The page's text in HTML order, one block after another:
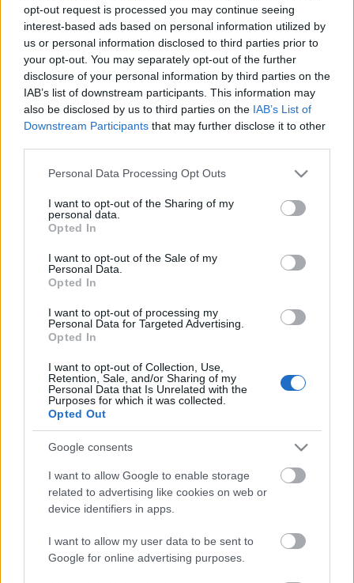
opt-out request is processed you may continue seeing
interest-based ads based on personal information utilized by
us or personal information disclosed to third parties prior to
your opt-out. You may separately opt-out of the further
disclosure of your personal information by third parties on the
IAB’s list of downstream participants. This information may
also be disclosed by us to third parties on the IAB’s List of
Downstream Participants that may further disclose it to other
Please note that this website/app uses one or more Google
not limited to your visit or usage behaviour. You may click to
grant or deny consent to Google and its third-party tags to
use your data for below specified purposes in below Google
consent section.
Personal Data Processing Opt Outs
I want to opt-out of the Sharing of my
personal data.
Opted In
I want to opt-out of the Sale of my
Personal Data.
Opted In
I want to opt-out of processing my
Personal Data for Targeted Advertising.
Opted In
I want to opt-out of Collection, Use,
Retention, Sale, and/or Sharing of my
Personal Data that Is Unrelated with the
Purposes for which it was collected.
Opted Out
Google consents
I want to allow Google to enable storage
related to advertising like cookies on web or
device identifiers in apps.
I want to allow my user data to be sent to
Google for online advertising purposes.
Karácsonyi hangolódás
meseanyu•2015. december 16.
Ezt nem hiszem el, hogy a tavalyi ilyen
bejegyzésemből kell rájönnöm, hogy idén
elfelejtettem időben kitenni az angyalkát, aki
mutatja, hogy hány nap van karácsonyig... Mindegy,
most pótoltam, és a tábla szerint még van 9 nap az
ünnepig, úgyhogy hangolódhattok még, ha arra…